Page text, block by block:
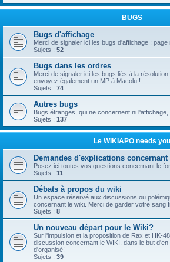
BUGS
Bugs d'affichage
Merci de signaler ici les bugs d'affichage : page
Sujets : 52
Bugs dans les ordres
Merci de signaler ici les bugs liés à la
envoyez également un MP à Macolu !
Sujets : 74
Autres bugs
Bugs étranges, qui ne concernent ni l'affichage,
Sujets : 137
Le WIKIAPO needs you
Demandes d'explications
Posez ici toutes vos questions concernant le
Sujets : 11
Débats à propos du wiki
Un espace réservé aux discussions ou
concernant le wiki. Merci de garder votre sang
Sujets : 8
Un nouveau départ pour le Wiki?
Sur l'impulsion et la proposition de Rax et HK-
discussion concernant le WIKI, dans le but
d'organisé!
Sujets : 39